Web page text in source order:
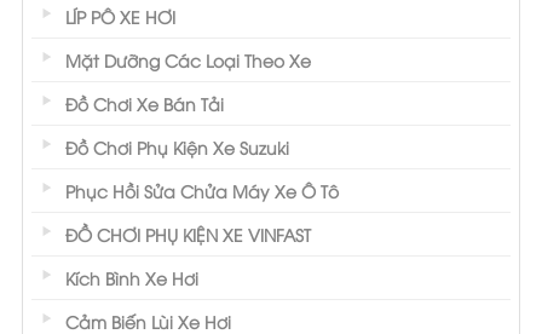
LÍP PÔ XE HƠI
Mặt Dưỡng Các Loại Theo Xe
Đồ Chơi Xe Bán Tải
Đồ Chơi Phụ Kiện Xe Suzuki
Phục Hồi Sửa Chửa Máy Xe Ô Tô
ĐỒ CHƠI PHỤ KIỆN XE VINFAST
Kích Bình Xe Hơi
Cảm Biến Lùi Xe Hơi